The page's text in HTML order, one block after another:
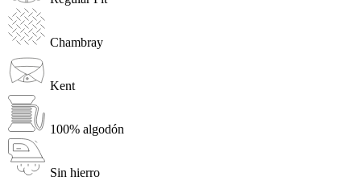
Chambray
Kent
100% algodón
Sin hierro